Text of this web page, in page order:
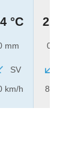
°C
mm
SV
km/h
21 °C
0 mm
8 km/h